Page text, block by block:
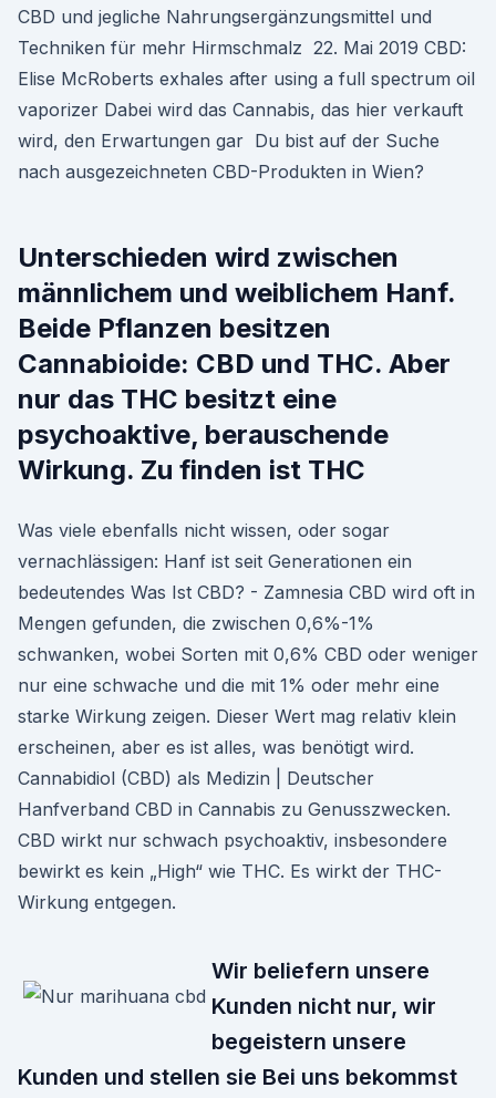
CBD und jegliche Nahrungsergänzungsmittel und
Techniken für mehr Hirmschmalz 22. Mai 2019 CBD:
Elise McRoberts exhales after using a full spectrum oil
vaporizer Dabei wird das Cannabis, das hier verkauft
wird, den Erwartungen gar Du bist auf der Suche
nach ausgezeichneten CBD-Produkten in Wien?
Unterschieden wird zwischen
männlichem und weiblichem Hanf.
Beide Pflanzen besitzen
Cannabioide: CBD und THC. Aber
nur das THC besitzt eine
psychoaktive, berauschende
Wirkung. Zu finden ist THC
Was viele ebenfalls nicht wissen, oder sogar
vernachlässigen: Hanf ist seit Generationen ein
bedeutendes Was Ist CBD? - Zamnesia CBD wird oft in
Mengen gefunden, die zwischen 0,6%-1%
schwanken, wobei Sorten mit 0,6% CBD oder weniger
nur eine schwache und die mit 1% oder mehr eine
starke Wirkung zeigen. Dieser Wert mag relativ klein
erscheinen, aber es ist alles, was benötigt wird.
Cannabidiol (CBD) als Medizin | Deutscher
Hanfverband CBD in Cannabis zu Genusszwecken.
CBD wirkt nur schwach psychoaktiv, insbesondere
bewirkt es kein „High“ wie THC. Es wirkt der THC-
Wirkung entgegen.
Wir beliefern unsere
Kunden nicht nur, wir
begeistern unsere
Kunden und stellen sie Bei uns bekommst